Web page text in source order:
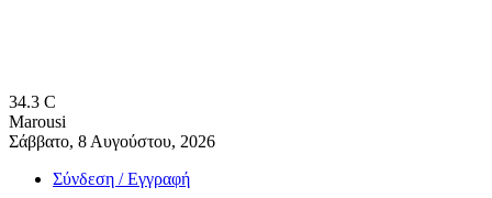
34.3 C
Marousi
Σάββατο, 8 Αυγούστου, 2026
Σύνδεση / Εγγραφή